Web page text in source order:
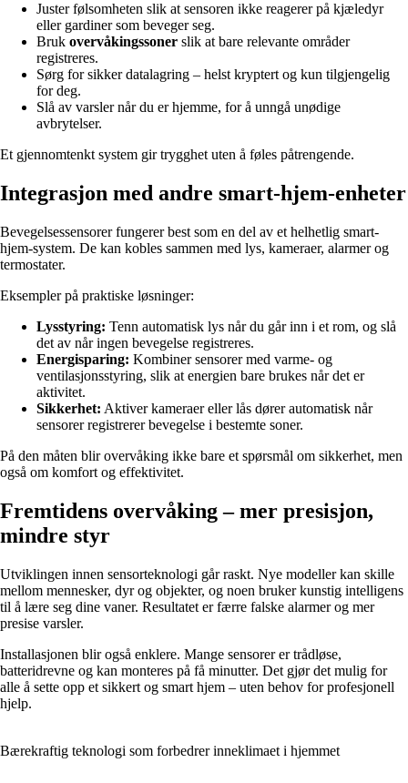
Juster følsomheten slik at sensoren ikke reagerer på kjæledyr
eller gardiner som beveger seg.
Bruk overvåkingssoner slik at bare relevante områder
registreres.
Sørg for sikker datalagring – helst kryptert og kun tilgjengelig
for deg.
Slå av varsler når du er hjemme, for å unngå unødige
avbrytelser.
Et gjennomtenkt system gir trygghet uten å føles påtrengende.
Integrasjon med andre smart-hjem-enheter
Bevegelsessensorer fungerer best som en del av et helhetlig smart-
hjem-system. De kan kobles sammen med lys, kameraer, alarmer og
termostater.
Eksempler på praktiske løsninger:
Lysstyring: Tenn automatisk lys når du går inn i et rom, og slå
det av når ingen bevegelse registreres.
Energisparing: Kombiner sensorer med varme- og
ventilasjonsstyring, slik at energien bare brukes når det er
aktivitet.
Sikkerhet: Aktiver kameraer eller lås dører automatisk når
sensorer registrerer bevegelse i bestemte soner.
På den måten blir overvåking ikke bare et spørsmål om sikkerhet, men
også om komfort og effektivitet.
Fremtidens overvåking – mer presisjon,
mindre styr
Utviklingen innen sensorteknologi går raskt. Nye modeller kan skille
mellom mennesker, dyr og objekter, og noen bruker kunstig intelligens
til å lære seg dine vaner. Resultatet er færre falske alarmer og mer
presise varsler.
Installasjonen blir også enklere. Mange sensorer er trådløse,
batteridrevne og kan monteres på få minutter. Det gjør det mulig for
alle å sette opp et sikkert og smart hjem – uten behov for profesjonell
hjelp.
Bærekraftig teknologi som forbedrer inneklimaet i hjemmet